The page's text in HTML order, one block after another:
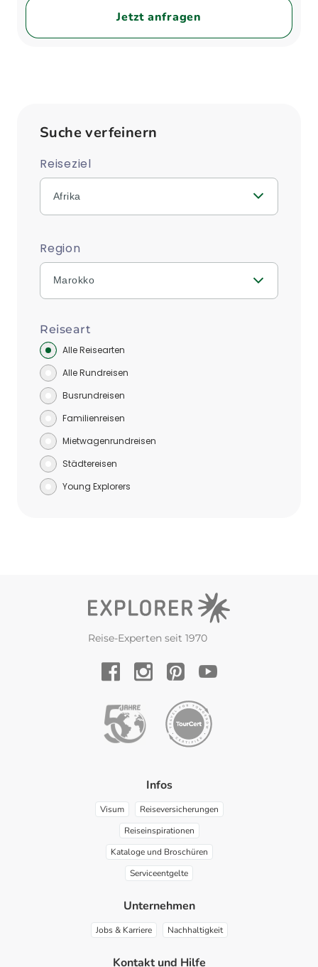
Jetzt anfragen
Suche verfeinern
Reiseziel
Afrika
Region
Marokko
Reiseart
Alle Reisearten
Alle Rundreisen
Busrundreisen
Familienreisen
Mietwagenrundreisen
Städtereisen
Young Explorers
Reise-Experten seit 1970
Infos
Visum
Reiseversicherungen
Reiseinspirationen
Kataloge und Broschüren
Serviceentgelte
Unternehmen
Jobs & Karriere Nachhaltigkeit
Kontakt und Hilfe